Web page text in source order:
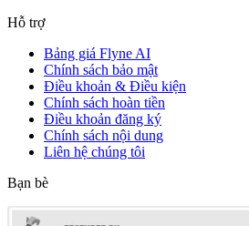
Hỗ trợ
Bảng giá Flyne AI
Chính sách bảo mật
Điều khoản & Điều kiện
Chính sách hoàn tiền
Điều khoản đăng ký
Chính sách nội dung
Liên hệ chúng tôi
Bạn bè